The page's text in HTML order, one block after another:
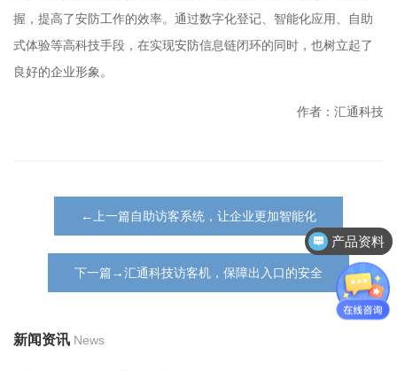
握，提高了安防工作的效率。通过数字化登记、智能化应用、自助
式体验等高科技手段，在实现安防信息链闭环的同时，也树立起了
良好的企业形象。
作者：汇通科技
←上一篇自助访客系统，让企业更加智能化
下一篇→汇通科技访客机，保障出入口的安全
新闻资讯 News
产品资料